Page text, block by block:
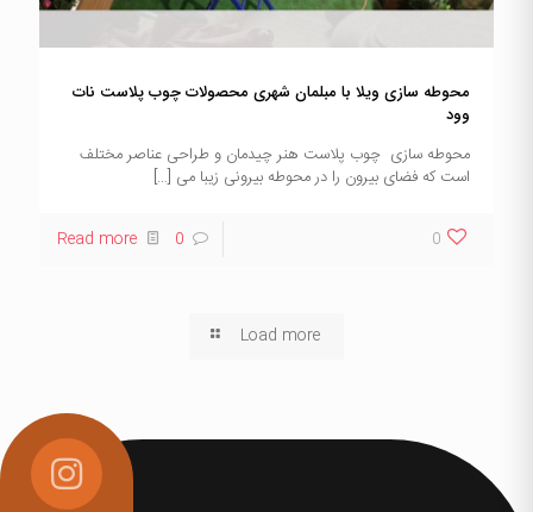
محوطه سازی ویلا با مبلمان شهری محصولات چوب پلاست نات
وود
محوطه سازی چوب پلاست هنر چیدمان و طراحی عناصر مختلف
است که فضای بیرون را در محوطه بیرونی زیبا می […]
0
0
Read more
Load more